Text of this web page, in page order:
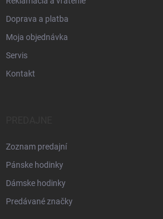
Doprava a platba
Moja objednávka
Servis
Kontakt
Zoznam predajní
Pánske hodinky
Dámske hodinky
Predávané značky